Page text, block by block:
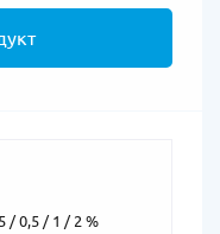
/ 0,5 / 1 / 2 %